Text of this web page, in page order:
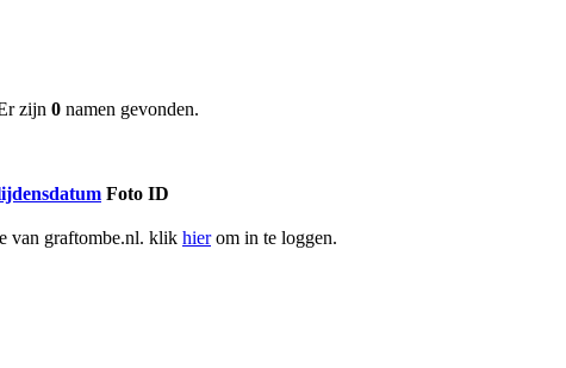
zijn 0 namen gevonden.
Foto ID
van graftombe.nl. klik hierom in te loggen.